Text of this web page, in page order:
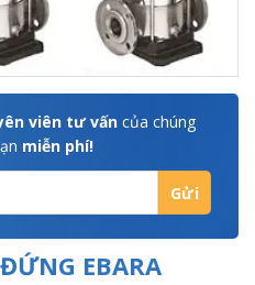
viên tư vấn của chúng
miễn phí!
EBARA